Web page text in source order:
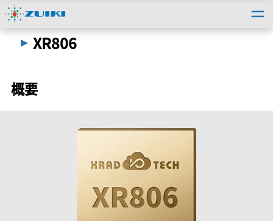
トップ＞法人のお客様
XR806
概要